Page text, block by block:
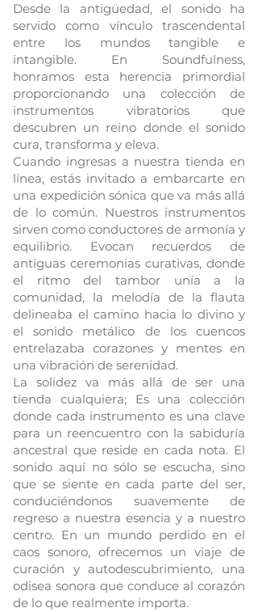
Desde la antigüedad, el sonido ha
servido como vínculo trascendental
entre los mundos tangible e
intangible. En Soundfulness,
honramos esta herencia primordial
proporcionando una colección de
instrumentos vibratorios que
descubren un reino donde el sonido
cura, transforma y eleva.
Cuando ingresas a nuestra tienda en
línea, estás invitado a embarcarte en
una expedición sónica que va más allá
de lo común. Nuestros instrumentos
sirven como conductores de armonía y
equilibrio. Evocan recuerdos de
antiguas ceremonias curativas, donde
el ritmo del tambor unía a la
comunidad, la melodía de la flauta
delineaba el camino hacia lo divino y
el sonido metálico de los cuencos
entrelazaba corazones y mentes en
una vibración de serenidad.
La solidez va más allá de ser una
tienda cualquiera; Es una colección
donde cada instrumento es una clave
para un reencuentro con la sabiduría
ancestral que reside en cada nota. El
sonido aquí no sólo se escucha, sino
que se siente en cada parte del ser,
conduciéndonos suavemente de
regreso a nuestra esencia y a nuestro
centro. En un mundo perdido en el
caos sonoro, ofrecemos un viaje de
curación y autodescubrimiento, una
odisea sonora que conduce al corazón
de lo que realmente importa.